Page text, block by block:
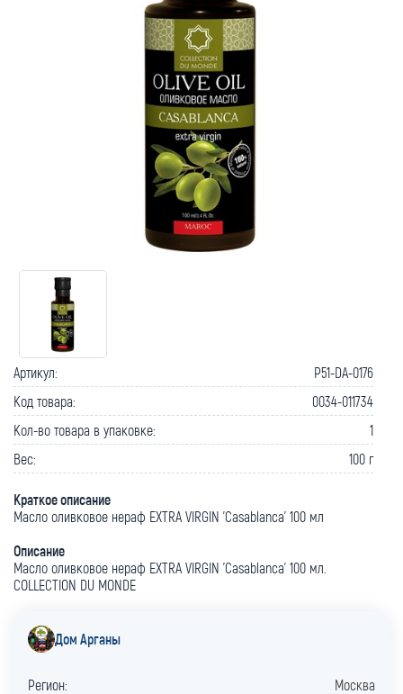
Артикул:
P51-DA-0176
Код товара:
0034-011734
Кол-во товара в упаковке:
1
Вес:
100 г
Краткое описание
Масло оливковое нераф EXTRA VIRGIN 'Casablanca' 100 мл
Описание
Масло оливковое нераф EXTRA VIRGIN 'Casablanca' 100 мл.
COLLECTION DU MONDE
Дом Арганы
Регион:
Москва